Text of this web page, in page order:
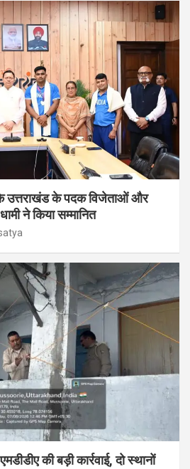
उत्तराखंड के पदक विजेताओं और
ने किया सम्मानित
की बड़ी कार्रवाई, दो स्थानों